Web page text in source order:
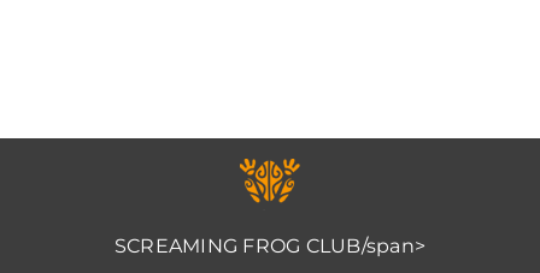
SCREAMING FROG CLUB/span>